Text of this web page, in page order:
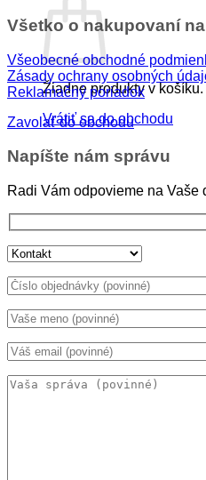
Žiadne produkty v košíku.
Vrátiť sa do obchodu
Všetko o nakupovaní
Všeobecné obchodné
Zásady ochrany osobných
Reklamačný poriadok
Zavolať do obchodu
Napíšte nám správu
Radi Vám odpovieme na Vaše